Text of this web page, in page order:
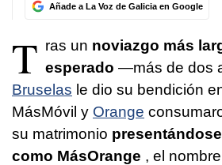
Añade a La Voz de Galicia en Google
T ras un noviazgo más
esperado —más de dos
Bruselas le dio su bendición
MásMóvil y Orange
su matrimonio
como MásOrange , el